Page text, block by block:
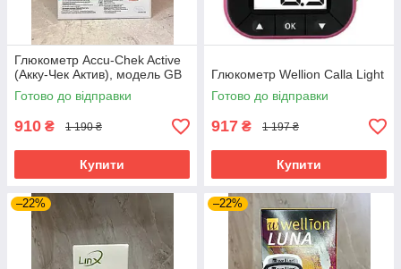
Глюкометр Accu-Chek Active
(Акку-Чек Актив), модель GB
Готово до відправки
910 ₴ 1 190 ₴
Купити
Глюкометр Wellion Calla Light
Готово до відправки
917 ₴ 1 197 ₴
Купити
–22% –22%